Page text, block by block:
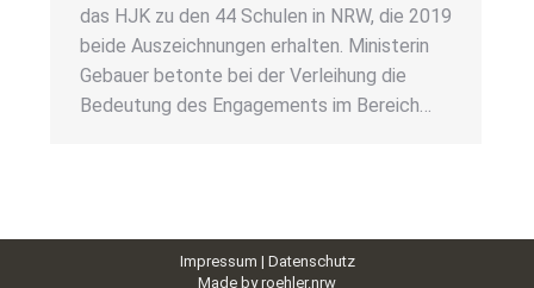
das HJK zu den 44 Schu­len in NRW, die 2019
bei­de Aus­zeich­nun­gen erhal­ten. Minis­te­rin
Gebau­er beton­te bei der Ver­lei­hung die
Bedeu­tung des Enga­ge­ments im Bereich…
Impressum | Datenschutz
Made byroehler.nrw